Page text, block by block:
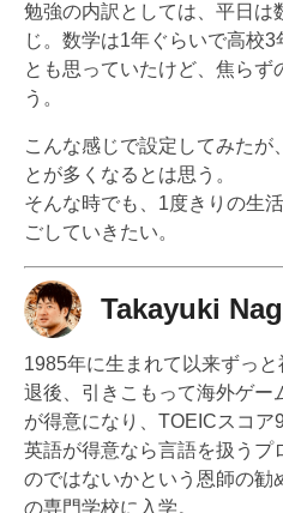
勉強の内訳としては、平日は
じ。数学は1年ぐらいで高校
とも思っていたけど、焦らず
う。
こんな感じで設定してみたが
とが多くなるとは思う。
そんな時でも、1度きりの生
ごしていきたい。
Takayuki
1985年に生まれて以来ずっ
退後、引きこもって海外ゲー
が得意になり、TOEICスコア
英語が得意なら言語を扱うプ
のではないかという恩師の勧
の専門学校に入学。